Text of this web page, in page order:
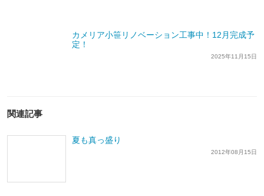
カメリア小笹リノベーション工事中！12月完成予
定！
2025年11月15日
関連記事
夏も真っ盛り
2012年08月15日